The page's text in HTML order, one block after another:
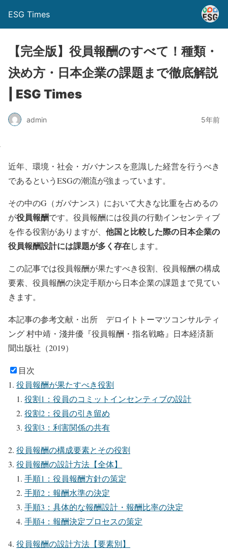
ESG Times
【完全版】役員報酬のすべて！種類・
決め方・日本企業の課題まで徹底解説
| ESG Times
admin 5年前
近年、環境・社会・ガバナンスを意識した経営を行うべき
であるというESGの潮流が強まっています。
その中のG（ガバナンス）において大きな比重を占めるの
が役員報酬です。役員報酬には役員の行動インセンティブ
を作る役割がありますが、 他国と比較した際の日本企業の
役員報酬設計には課題が多く存在します。
この記事では役員報酬が果たすべき役割、役員報酬の構成
要素、役員報酬の決定手順から日本企業の課題まで見てい
きます。
本記事の参考文献・出所 デロイトトーマツコンサルティ
ング 村中靖・淺井優『役員報酬・指名戦略』日本経済新
聞出版社（2019）
目次
役員報酬が果たすべき役割
役割1：役員のコミットインセンティブの設計
役割2：役員の引き留め
役割3：利害関係の共有
役員報酬の構成要素とその役割
役員報酬の設計方法【全体】
手順1：役員報酬方針の策定
手順2：報酬水準の決定
手順3：具体的な報酬設計・報酬比率の決定
手順4：報酬決定プロセスの策定
役員報酬の設計方法【要素別】